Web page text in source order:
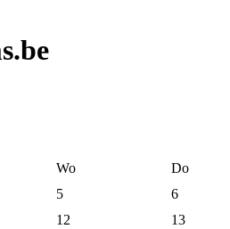
Wo Do
5 6
12 13